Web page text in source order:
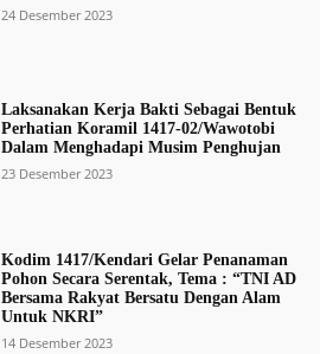
24 Desember 2023
Laksanakan Kerja Bakti Sebagai Bentuk
Perhatian Koramil 1417-02/Wawotobi
Dalam Menghadapi Musim Penghujan
23 Desember 2023
Kodim 1417/Kendari Gelar Penanaman
Pohon Secara Serentak, Tema : “TNI AD
Bersama Rakyat Bersatu Dengan Alam
Untuk NKRI”
14 Desember 2023